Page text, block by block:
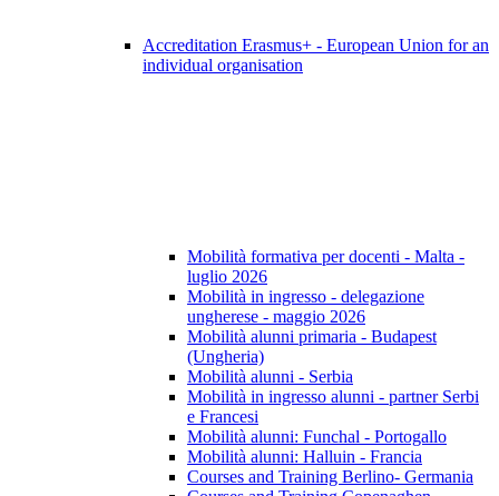
Accreditation Erasmus+ - European Union for an
individual organisation
Mobilità formativa per docenti - Malta -
luglio 2026
Mobilità in ingresso - delegazione
ungherese - maggio 2026
Mobilità alunni primaria - Budapest
(Ungheria)
Mobilità alunni - Serbia
Mobilità in ingresso alunni - partner Serbi
e Francesi
Mobilità alunni: Funchal - Portogallo
Mobilità alunni: Halluin - Francia
Courses and Training Berlino- Germania